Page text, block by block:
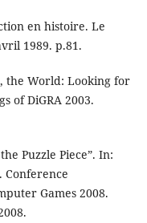
en histoire. Le
1989. p.81.
the World: Looking for
of DiGRA 2003.
Puzzle Piece”. In:
Conference
Games 2008.